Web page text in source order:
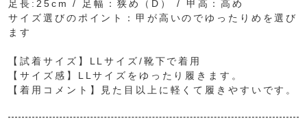
足長:25cm / 足幅：狭め（D） / 甲高：高め
サイズ選びのポイント：甲が高いのでゆったりめを選び
ます
【試着サイズ】LLサイズ/靴下で着用
【サイズ感】LLサイズをゆったり履きます。
【着用コメント】見た目以上に軽くて履きやすいです。